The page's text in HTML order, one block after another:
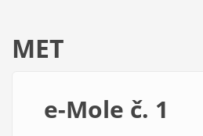
MET
e-Mole č. 1